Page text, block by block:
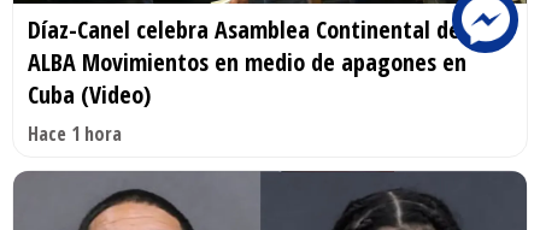
Díaz-Canel celebra Asamblea Continental de
ALBA Movimientos en medio de apagones en
Cuba (Video)
Hace 1 hora